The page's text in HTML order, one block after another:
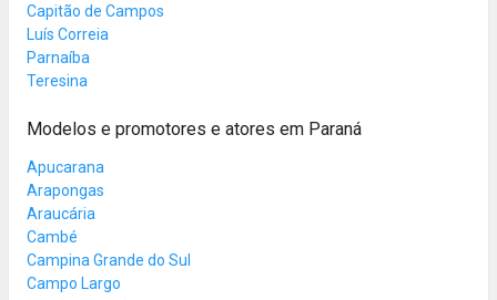
Capitão de Campos
Luís Correia
Parnaíba
Teresina
Modelos e promotores e atores em Paraná
Apucarana
Arapongas
Araucária
Cambé
Campina Grande do Sul
Campo Largo